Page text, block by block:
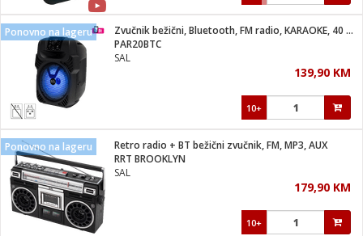
mesa
kafu
program
materijal
zraka
brave
Ponovno na lageru
Zvučnik bežični, Bluetooth, FM radio, KARAOKE, 40 / 25W
PAR20BTC
SAL
139,90 KM
10+
Ponovno na lageru
Retro radio + BT bežični zvučnik, FM, MP3, AUX
RRT BROOKLYN
SAL
179,90 KM
10+